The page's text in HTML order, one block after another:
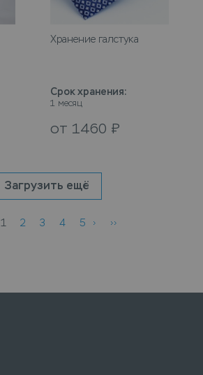
Хранение галстука
Срок хранения:
1 месяц
от 1460 ₽
Загрузить ещё
1 2 3 4 5